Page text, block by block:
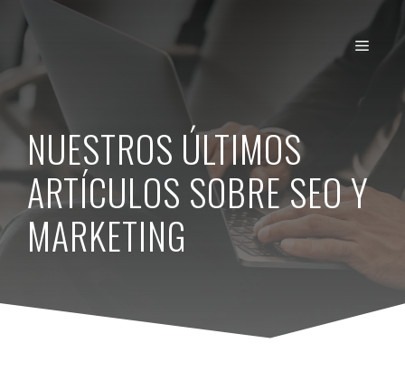
contenido
NUESTROS ÚLTIMOS
ARTÍCULOS SOBRE SEO Y
MARKETING